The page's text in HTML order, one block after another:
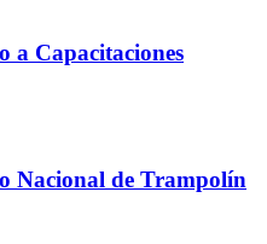
a Capacitaciones
Nacional de Trampolín